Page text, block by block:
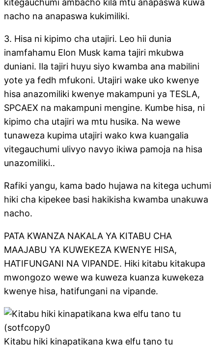
kitegauchumi ambacho kila mtu anapaswa kuwa
nacho na anapaswa kukimiliki.
3. Hisa ni kipimo cha utajiri. Leo hii dunia
inamfahamu Elon Musk kama tajiri mkubwa
duniani. Ila tajiri huyu siyo kwamba ana mabilini
yote ya fedh mfukoni. Utajiri wake uko kwenye
hisa anazomiliki kwenye makampuni ya TESLA,
SPCAEX na makampuni mengine. Kumbe hisa, ni
kipimo cha utajiri wa mtu husika. Na wewe
tunaweza kupima utajiri wako kwa kuangalia
vitegauchumi ulivyo navyo ikiwa pamoja na hisa
unazomiliki..
Rafiki yangu, kama bado hujawa na kitega uchumi
hiki cha kipekee basi hakikisha kwamba unakuwa
nacho.
PATA KWANZA NAKALA YA KITABU CHA
MAAJABU YA KUWEKEZA KWENYE HISA,
HATIFUNGANI NA VIPANDE. Hiki kitabu kitakupa
mwongozo wewe wa kuweza kuanza kuwekeza
kwenye hisa, hatifungani na vipande.
Kitabu hiki kinapatikana kwa elfu tano tu